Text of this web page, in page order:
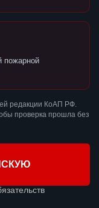
пожарной
редакции КоАП РФ.
проверка прошла без